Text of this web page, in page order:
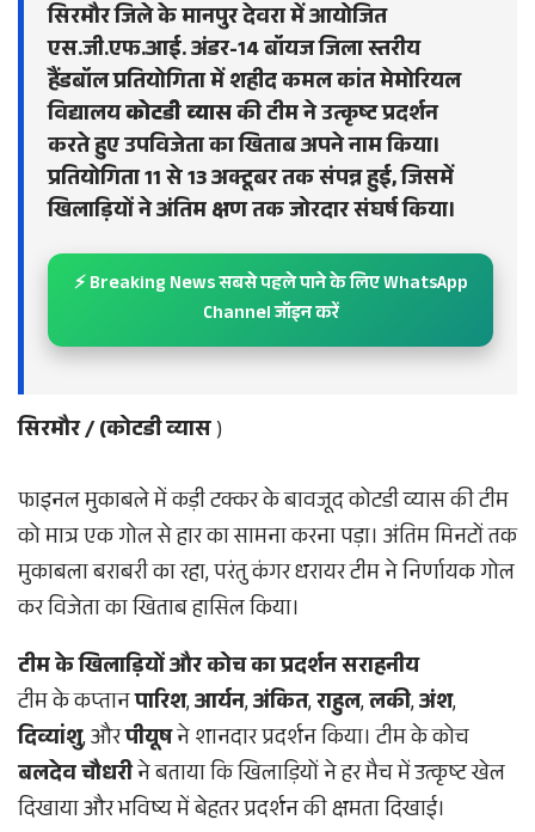
सिरमौर जिले के मानपुर देवरा में आयोजित
एस.जी.एफ.आई. अंडर-14 बॉयज जिला स्तरीय
हैंडबॉल प्रतियोगिता में शहीद कमल कांत मेमोरियल
विद्यालयकोटडी व्यासकी टीम ने उत्कृष्ट प्रदर्शन
करते हुए उपविजेता का खिताब अपने नाम किया।
प्रतियोगिता 11 से 13 अक्टूबर तक संपन्न हुई, जिसमें
खिलाड़ियों ने अंतिम क्षण तक जोरदार संघर्ष किया।
⚡ Breaking News सबसे पहले पाने के लिए WhatsApp
Channel जॉइन करें
सिरमौर / (कोटडी व्यास)
फाइनल मुकाबले में कड़ी टक्कर के बावजूद कोटडी व्यास की टीम
को मात्र एक गोल से हार का सामना करना पड़ा। अंतिम मिनटों तक
मुकाबला बराबरी का रहा, परंतु कंगर धरायर टीम ने निर्णायक गोल
कर विजेता का खिताब हासिल किया।
टीम के खिलाड़ियों और कोच का प्रदर्शन सराहनीय
टीम के कप्तानपारिश,आर्यन,अंकित,राहुल,लकी,अंश,
दिव्यांशु, औरपीयूषने शानदार प्रदर्शन किया। टीम के कोच
बलदेव चौधरीने बताया कि खिलाड़ियों ने हर मैच में उत्कृष्ट खेल
दिखाया और भविष्य में बेहतर प्रदर्शन की क्षमता दिखाई।